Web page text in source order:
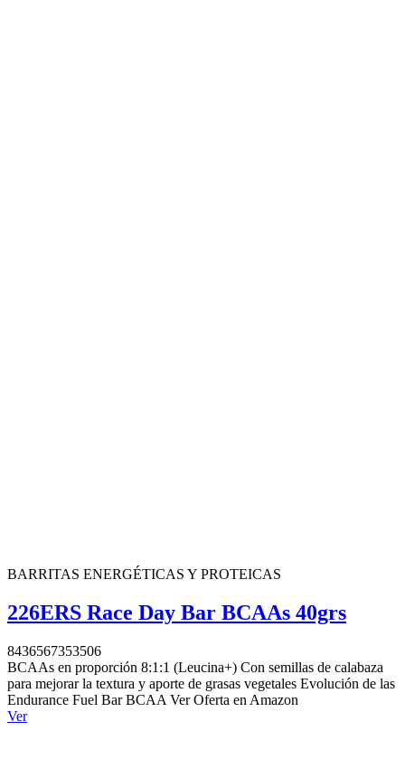
BARRITAS ENERGÉTICAS Y PROTEICAS
226ERS Race Day Bar BCAAs 40grs
8436567353506
BCAAs en proporción 8:1:1 (Leucina+) Con semillas de calabaza
para mejorar la textura y aporte de grasas vegetales Evolución de las
Endurance Fuel Bar BCAA Ver Oferta en Amazon
Ver